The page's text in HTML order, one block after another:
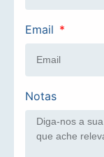
Email
Notas